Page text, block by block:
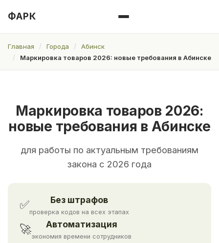
ФАРК
Главная Города
Абинск
Маркировка товаров 2026: новые требования в Абинске
Маркировка товаров 2026:
новые требования в Абинске
для работы по актуальным требованиям
закона с 2026 года
✅ Без штрафов
проверка кодов на всех этапах
🚀 Автоматизация
экономия времени сотрудников